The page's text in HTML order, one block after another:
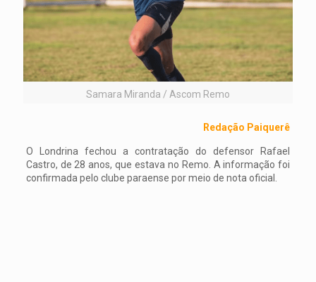
Samara Miranda / Ascom Remo
Redação Paiquerê
O Londrina fechou a contratação do defensor Rafael
Castro, de 28 anos, que estava no Remo. A informação foi
confirmada pelo clube paraense por meio de nota oficial.